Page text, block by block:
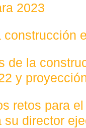
2023
de la
y
retos para
su director